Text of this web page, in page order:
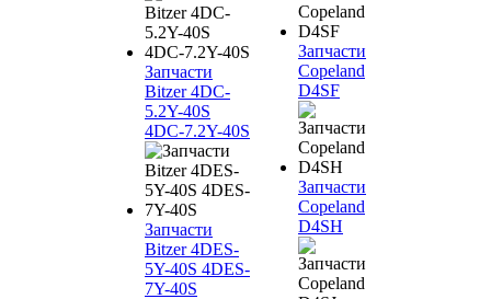
Запчасти
Bitzer 4DC-
5.2Y-40S
4DC-7.2Y-40S
Запчасти
Bitzer 4DES-
5Y-40S 4DES-
7Y-40S
Запчасти
Copeland
D4SF
Запчасти
Copeland
D4SH